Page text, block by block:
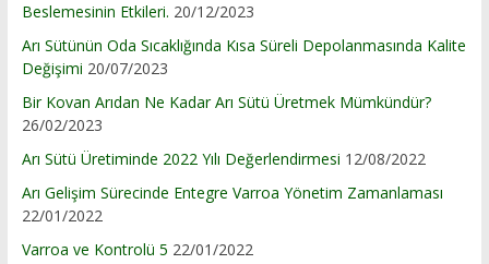
Beslemesinin Etkileri. 20/12/2023
Arı Sütünün Oda Sıcaklığında Kısa Süreli Depolanmasında Kalite
Değişimi 20/07/2023
Bir Kovan Arıdan Ne Kadar Arı Sütü Üretmek Mümkündür?
26/02/2023
Arı Sütü Üretiminde 2022 Yılı Değerlendirmesi 12/08/2022
Arı Gelişim Sürecinde Entegre Varroa Yönetim Zamanlaması
22/01/2022
Varroa ve Kontrolü 5 22/01/2022